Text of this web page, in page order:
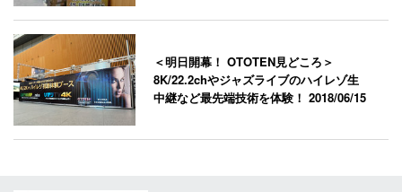
＜明日開幕！ OTOTEN見どころ＞
8K/22.2chやジャズライブのハイレゾ生
中継など最先端技術を体験！2018/06/15